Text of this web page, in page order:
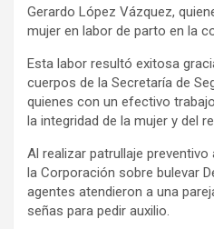
Gerardo López Vázquez,
mujer en labor de parto en la
Esta labor resultó exitosa
cuerpos de la Secretaría de
quienes con un efectivo
la integridad de la mujer y del
Al realizar patrullaje
la Corporación sobre bulevar
agentes atendieron a una
señas para pedir auxilio.